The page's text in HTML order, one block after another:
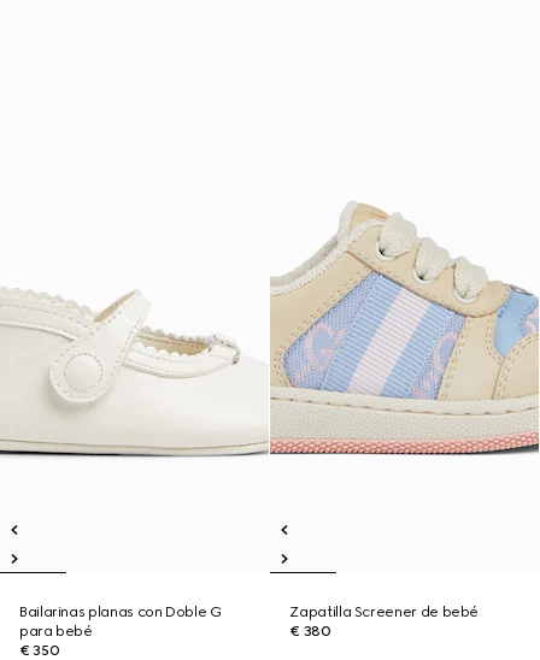
Bailarinas planas con Doble G
para bebé
€ 350
Zapatilla Screener de bebé
€ 380